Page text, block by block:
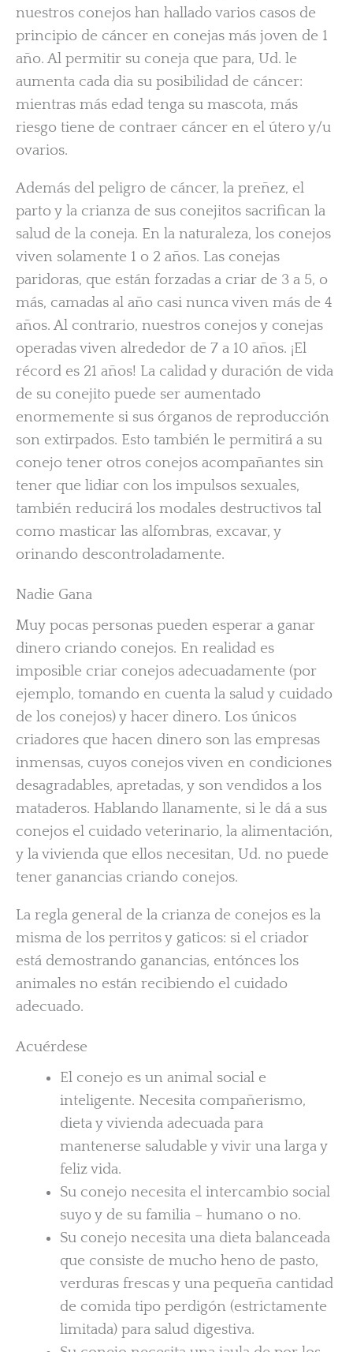
nuestros conejos han hallado varios casos de
principio de cáncer en conejas más joven de 1
año. Al permitir su coneja que para, Ud. le
aumenta cada dia su posibilidad de cáncer:
mientras más edad tenga su mascota, más
riesgo tiene de contraer cáncer en el útero y/u
ovarios.
Además del peligro de cáncer, la preñez, el
parto y la crianza de sus conejitos sacrifican la
salud de la coneja. En la naturaleza, los conejos
viven solamente 1 o 2 años. Las conejas
paridoras, que están forzadas a criar de 3 a 5, o
más, camadas al año casi nunca viven más de 4
años. Al contrario, nuestros conejos y conejas
operadas viven alrededor de 7 a 10 años. ¡El
récord es 21 años! La calidad y duración de vida
de su conejito puede ser aumentado
enormemente si sus órganos de reproducción
son extirpados. Esto también le permitirá a su
conejo tener otros conejos acompañantes sin
tener que lidiar con los impulsos sexuales,
también reducirá los modales destructivos tal
como masticar las alfombras, excavar, y
orinando descontroladamente.
Nadie Gana
Muy pocas personas pueden esperar a ganar
dinero criando conejos. En realidad es
imposible criar conejos adecuadamente (por
ejemplo, tomando en cuenta la salud y cuidado
de los conejos) y hacer dinero. Los únicos
criadores que hacen dinero son las empresas
inmensas, cuyos conejos viven en condiciones
desagradables, apretadas, y son vendidos a los
mataderos. Hablando llanamente, si le dá a sus
conejos el cuidado veterinario, la alimentación,
y la vivienda que ellos necesitan, Ud. no puede
tener ganancias criando conejos.
La regla general de la crianza de conejos es la
misma de los perritos y gaticos: si el criador
está demostrando ganancias, entónces los
animales no están recibiendo el cuidado
adecuado.
Acuérdese
El conejo es un animal social e
inteligente. Necesita compañerismo,
dieta y vivienda adecuada para
mantenerse saludable y vivir una larga y
feliz vida.
Su conejo necesita el intercambio social
suyo y de su familia – humano o no.
Su conejo necesita una dieta balanceada
que consiste de mucho heno de pasto,
verduras frescas y una pequeña cantidad
de comida tipo perdigón (estrictamente
limitada) para salud digestiva.